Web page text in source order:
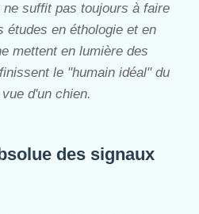
suffit pas toujours à faire
études en éthologie et en
mettent en lumière des
le "humain idéal" du
d'un chien.
des signaux